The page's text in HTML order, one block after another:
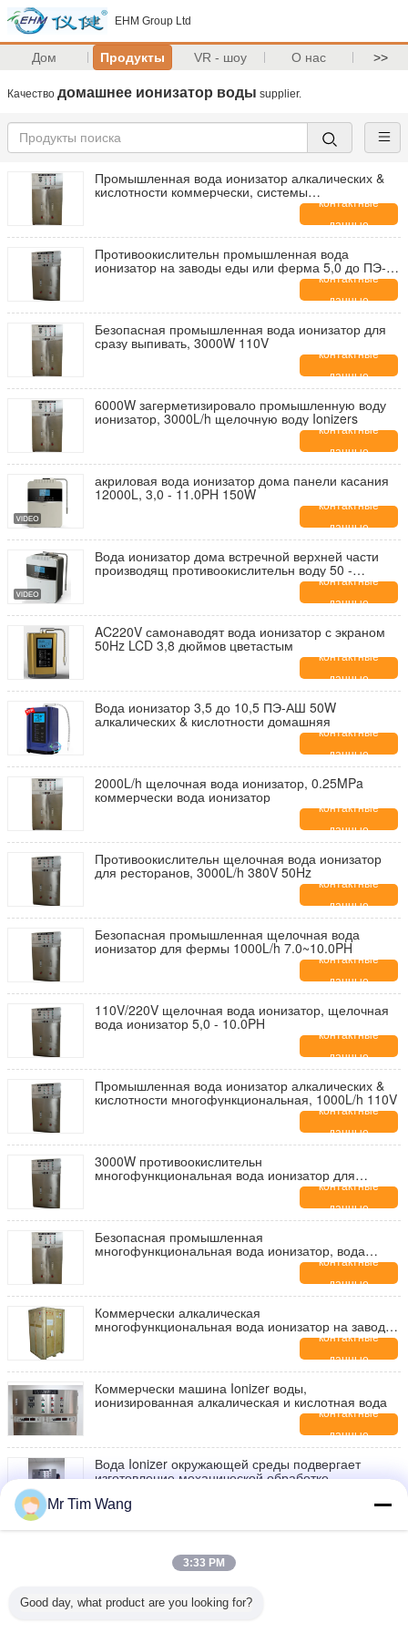
EHM Group Ltd
Дом Продукты VR - шоу О нас >>
Качество домашнее ионизатор воды supplier.
Промышленная вода ионизатор алкалических &
кислотности коммерчески, системы
контактные
данные
Противоокислительн промышленная вода
ионизатор на заводы еды или ферма 5,0 до ПЭ-
контактные
данные
Безопасная промышленная вода ионизатор для
сразу выпивать, 3000W 110V
контактные
данные
6000W загерметизировало промышленную воду
ионизатор, 3000L/h щелочную воду Ionizers
контактные
данные
акриловая вода ионизатор дома панели касания
12000L, 3,0 - 11.0PH 150W
контактные
данные
Вода ионизатор дома встречной верхней части
производящ противоокислительн воду 50 -
контактные
данные
AC220V самонаводят вода ионизатор с экраном
50Hz LCD 3,8 дюймов цветастым
контактные
данные
Вода ионизатор 3,5 до 10,5 ПЭ-АШ 50W
алкалических & кислотности домашняя
контактные
данные
2000L/h щелочная вода ионизатор, 0.25MPa
коммерчески вода ионизатор
контактные
данные
Противоокислительн щелочная вода ионизатор
для ресторанов, 3000L/h 380V 50Hz
контактные
данные
Безопасная промышленная щелочная вода
ионизатор для фермы 1000L/h 7.0~10.0PH
контактные
данные
110V/220V щелочная вода ионизатор, щелочная
вода ионизатор 5,0 - 10.0PH
контактные
данные
Промышленная вода ионизатор алкалических &
кислотности многофункциональная, 1000L/h 110V
контактные
данные
3000W противоокислительн
многофункциональная вода ионизатор для
контактные
данные
Безопасная промышленная
многофункциональная вода ионизатор, вода
ионизатор 220V 50Hz коммерчески
контактные
данные
Коммерчески алкалическая
многофункциональная вода ионизатор на заводы
контактные
данные
Коммерчески машина Ionizer воды,
ионизированная алкалическая и кислотная вода
контактные
данные
Вода Ionizer окружающей среды подвергает
изготовление механической обработке,
большая с пэ-аш 3,0 до 10
Коммерчески здоровье машины Ionizer щелочной
Mr Tim Wang
3:33 PM
Good day, what product are you looking for?